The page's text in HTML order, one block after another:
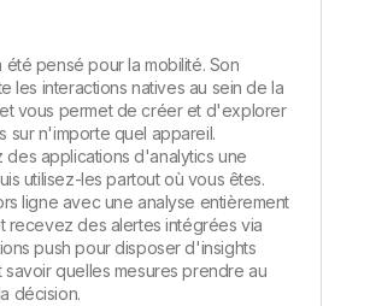
été pensé pour la mobilité. Son
les interactions natives au sein de la
vous permet de créer et d'explorer
sur n'importe quel appareil.
applications d'analytics une
utilisez-les partout où vous êtes.
ligne avec une analyse entièrement
recevez des alertes intégrées via
push pour disposer d'insights
savoir quelles mesures prendre au
décision.